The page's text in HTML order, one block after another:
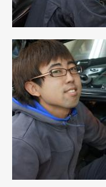
2023年9月
2023年8月
2023年4月
2022年12月
2022年10月
2022年8月
2022年4月
2022年1月